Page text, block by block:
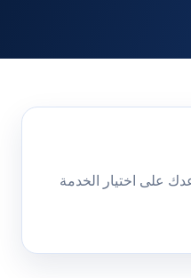
على اختيار الخدمة